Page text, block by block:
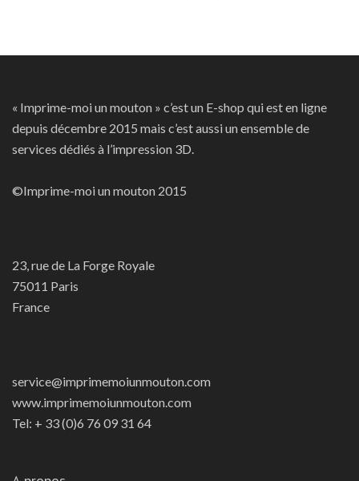
« Imprime-moi un mouton » c’est un E-shop qui est en ligne
depuis décembre 2015 mais c’est aussi un ensemble de
services dédiés à l’impression 3D.
©Imprime-moi un mouton 2015
23, rue de La Forge Royale
75011 Paris
France
service@imprimemoiunmouton.com
www.imprimemoiunmouton.com
Tel: + 33 (0)6 76 09 31 64